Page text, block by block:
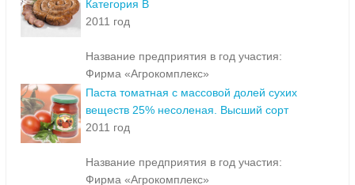
Категория В
2011 год
Название предприятия в год участия:
Фирма «Агрокомплекс»
Паста томатная с массовой долей сухих
веществ 25% несоленая. Высший сорт
2011 год
Название предприятия в год участия:
Фирма «Агрокомплекс»